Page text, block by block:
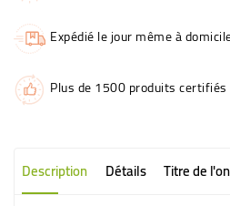
Expédié le jour même à
Plus de 1500 produits
Description Détails Titre de